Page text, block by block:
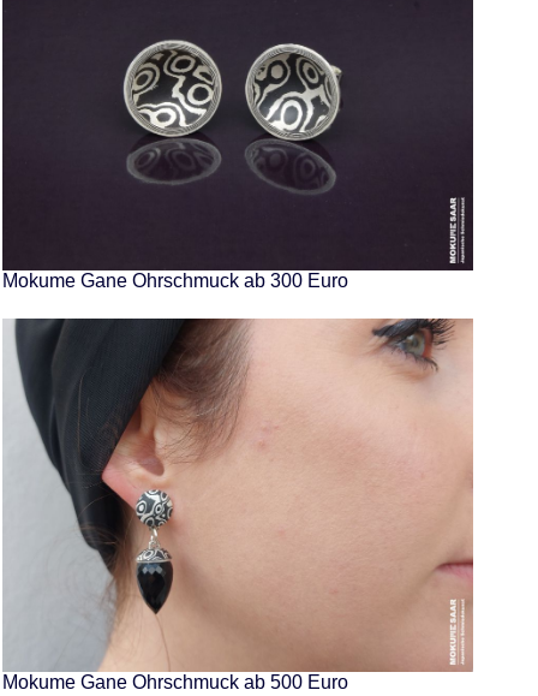
Mokume Gane Ohrschmuck ab 300 Euro
Mokume Gane Ohrschmuck ab 500 Euro